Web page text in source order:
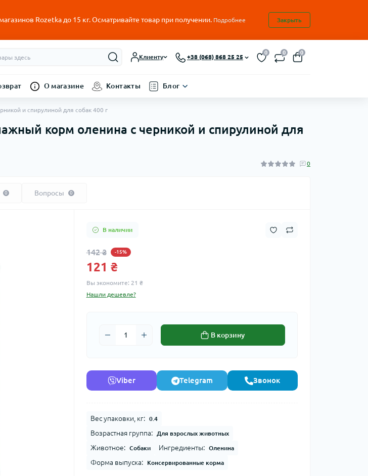
Rozetka до 15 кг. Осматривайте товар при получении. Подробнее Закрыть
Клиенту +38 (068) 868 25 25
0 0 0
О магазине Контакты Блог
и спирулиной для собак 400 г
корм оленина с черникой и спирулиной для
0
0 Вопросы 0
В наличии
142 ₴ -15%
121 ₴
Вы экономите: 21 ₴
Нашли дешевле?
В корзину
Viber Telegram Звонок
Вес упаковки, кг: 0.4
Возрастная группа: Для взрослых животных
Животное: Собаки Ингредиенты: Оленина
Форма выпуска: Консервированные корма